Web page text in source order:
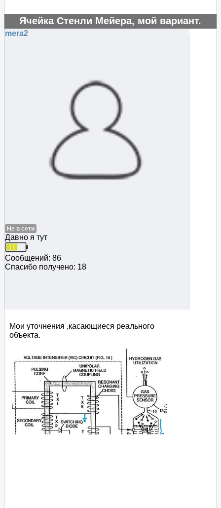
Ячейка Стенли Мейера, мой вариант.
#53931
mera2
Не в сети
Давно я тут
Сообщений: 86
Спасибо получено: 18
Мои уточнения ,касающиеся реального
объекта.